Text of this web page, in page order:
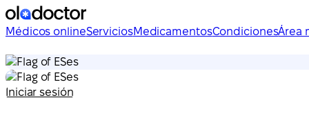
Médicos onlineServiciosMedicamentosCondicionesÁrea
es
es
Iniciar sesión